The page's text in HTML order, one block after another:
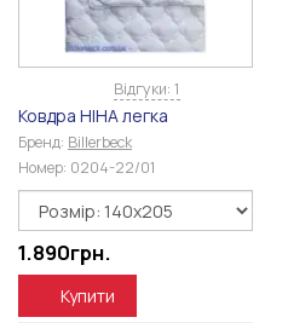
Відгуки: 1
Ковдра НІНА легка
Бренд: Billerbeck
Номер: 0204-22/01
1.890грн.
Купити